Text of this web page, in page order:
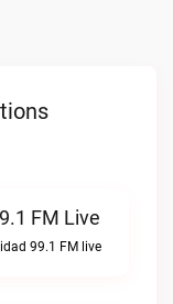
FM Live
99.1 FM live